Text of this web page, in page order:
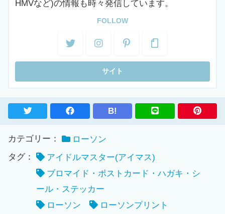
HMVなど)の情報も時々発信しています。
FOLLOW
B!
カテゴリー：
ローソン
タグ：
アイドルマスター(アイマス)
ブロマイド・ポストカード・ハガキ・シ
ール・ステッカー
ローソン
ローソンプリント